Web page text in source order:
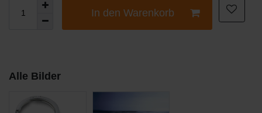
In den Warenkorb
Alle Bilder